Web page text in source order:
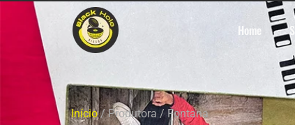
Home
Início/ Produtora / Fontana